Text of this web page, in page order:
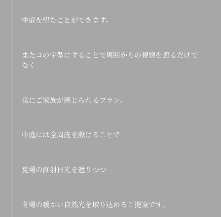
中庭を望むことができます。
またコの字型にすることで周囲からの視線を遮るだけで
なく
常にご家族が感じられるプラン。
中庭には全周庇を設けることで
夏場の直射日光を遮りつつ
冬場の暖かい自然光を取り込めるご提案です。